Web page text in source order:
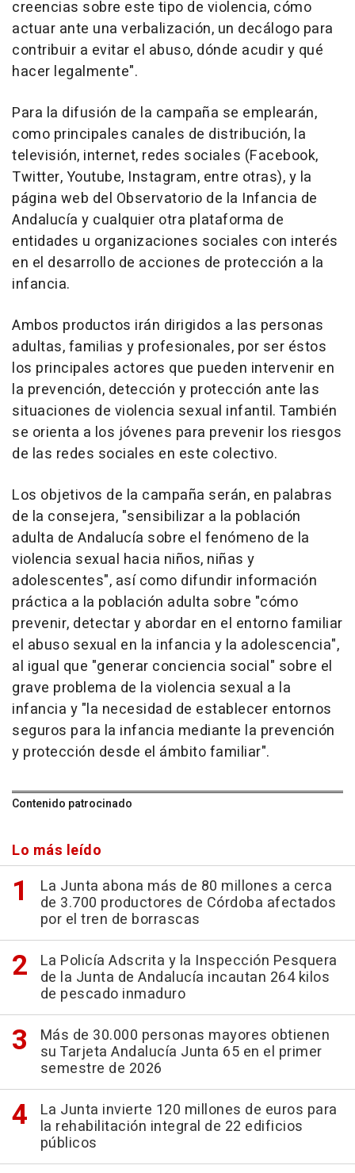
creencias sobre este tipo de violencia, cómo
actuar ante una verbalización, un decálogo para
contribuir a evitar el abuso, dónde acudir y qué
hacer legalmente".
Para la difusión de la campaña se emplearán,
como principales canales de distribución, la
televisión, internet, redes sociales (Facebook,
Twitter, Youtube, Instagram, entre otras), y la
página web del Observatorio de la Infancia de
Andalucía y cualquier otra plataforma de
entidades u organizaciones sociales con interés
en el desarrollo de acciones de protección a la
infancia.
Ambos productos irán dirigidos a las personas
adultas, familias y profesionales, por ser éstos
los principales actores que pueden intervenir en
la prevención, detección y protección ante las
situaciones de violencia sexual infantil. También
se orienta a los jóvenes para prevenir los riesgos
de las redes sociales en este colectivo.
Los objetivos de la campaña serán, en palabras
de la consejera, "sensibilizar a la población
adulta de Andalucía sobre el fenómeno de la
violencia sexual hacia niños, niñas y
adolescentes", así como difundir información
práctica a la población adulta sobre "cómo
prevenir, detectar y abordar en el entorno familiar
el abuso sexual en la infancia y la adolescencia",
al igual que "generar conciencia social" sobre el
grave problema de la violencia sexual a la
infancia y "la necesidad de establecer entornos
seguros para la infancia mediante la prevención
y protección desde el ámbito familiar".
Contenido patrocinado
Lo más leído
La Junta abona más de 80 millones a cerca
de 3.700 productores de Córdoba afectados
por el tren de borrascas
La Policía Adscrita y la Inspección Pesquera
de la Junta de Andalucía incautan 264 kilos
de pescado inmaduro
Más de 30.000 personas mayores obtienen
su Tarjeta Andalucía Junta 65 en el primer
semestre de 2026
La Junta invierte 120 millones de euros para
la rehabilitación integral de 22 edificios
públicos